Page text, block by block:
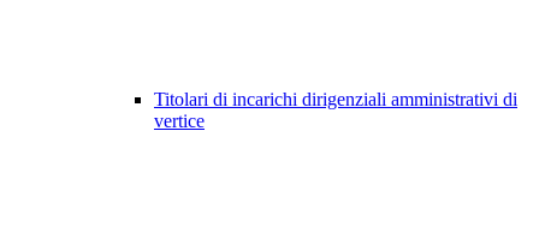
Titolari di incarichi dirigenziali amministrativi di
vertice